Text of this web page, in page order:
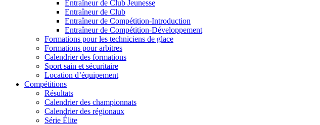
Entraîneur de Club Jeunesse
Entraîneur de Club
Entraîneur de Compétition-Introduction
Entraîneur de Compétition-Développement
Formations pour les techniciens de glace
Formations pour arbitres
Calendrier des formations
Sport sain et sécuritaire
Location d’équipement
Compétitions
Résultats
Calendrier des championnats
Calendrier des régionaux
Série Élite